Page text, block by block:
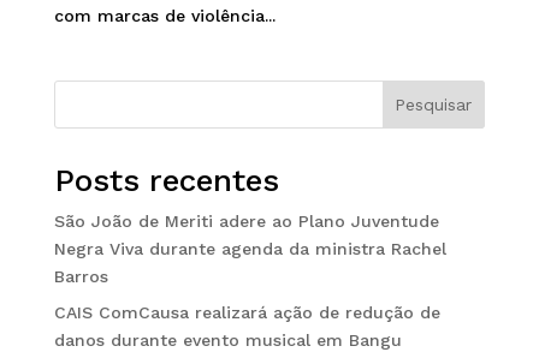
com marcas de violência...
Pesquisar
Posts recentes
São João de Meriti adere ao Plano Juventude
Negra Viva durante agenda da ministra Rachel
Barros
CAIS ComCausa realizará ação de redução de
danos durante evento musical em Bangu